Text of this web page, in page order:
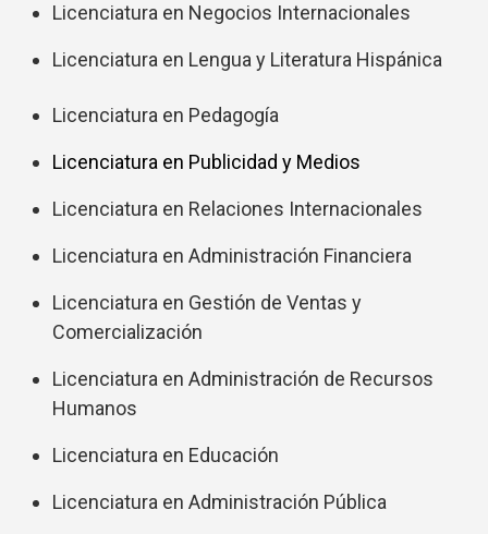
Licenciatura en Negocios Internacionales
Licenciatura en Lengua y Literatura Hispánica
Licenciatura en Pedagogía
Licenciatura en Publicidad y Medios
Licenciatura en Relaciones Internacionales
Licenciatura en Administración Financiera
Licenciatura en Gestión de Ventas y
Comercialización
Licenciatura en Administración de Recursos
Humanos
Licenciatura en Educación
Licenciatura en Administración Pública